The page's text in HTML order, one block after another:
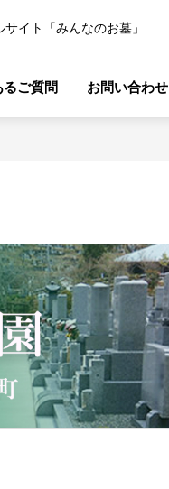
イト「みんなのお墓」
るご質問 お問い合わせ